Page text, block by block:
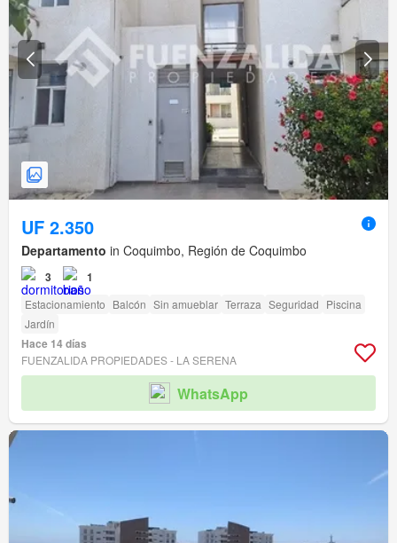
UF 2.350
Departamento in Coquimbo, Región de Coquimbo
3 1
Estacionamiento Balcón Sin amueblar Terraza Seguridad Piscina
Jardín
Hace 14 días
FUENZALIDA PROPIEDADES - LA SERENA
WhatsApp